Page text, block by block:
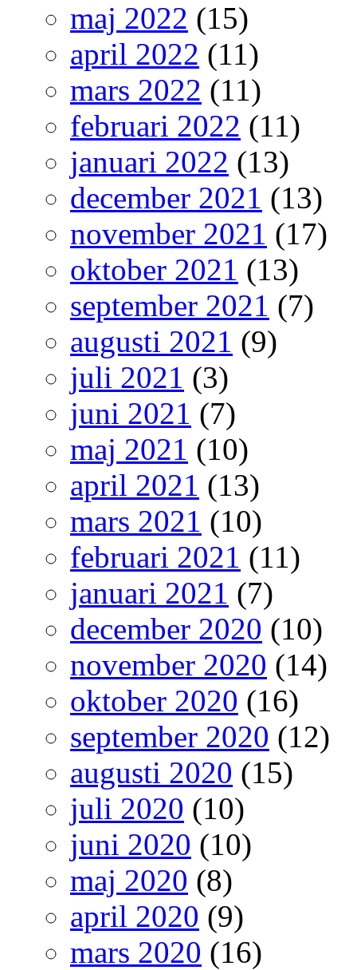
maj 2022 (15)
april 2022 (11)
mars 2022 (11)
februari 2022 (11)
januari 2022 (13)
december 2021 (13)
november 2021 (17)
oktober 2021 (13)
september 2021 (7)
augusti 2021 (9)
juli 2021 (3)
juni 2021 (7)
maj 2021 (10)
april 2021 (13)
mars 2021 (10)
februari 2021 (11)
januari 2021 (7)
december 2020 (10)
november 2020 (14)
oktober 2020 (16)
september 2020 (12)
augusti 2020 (15)
juli 2020 (10)
juni 2020 (10)
maj 2020 (8)
april 2020 (9)
mars 2020 (16)